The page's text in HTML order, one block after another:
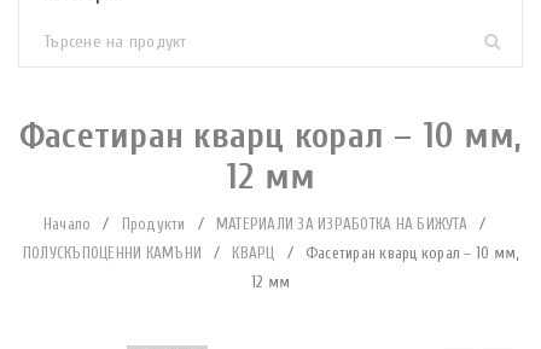
Фасетиран кварц корал – 10 мм,
12 мм
Начало / Продукти / МАТЕРИАЛИ ЗА ИЗРАБОТКА НА БИЖУТА
/
ПОЛУСКЪПОЦЕННИ КАМЪНИ
/ КВАРЦ /
Фасетиран кварц корал – 10 мм,
12 мм